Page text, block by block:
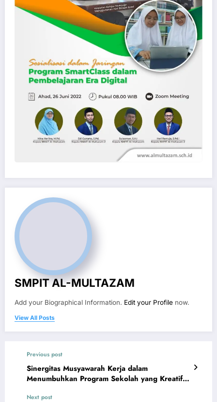
SMPIT AL-MULTAZAM
Add your Biographical Information. Edit your Profile now.
View All Posts
Previous post
Sinergitas Musyawarah Kerja dalam
Menumbuhkan Program Sekolah yang Kreatif &
Next post